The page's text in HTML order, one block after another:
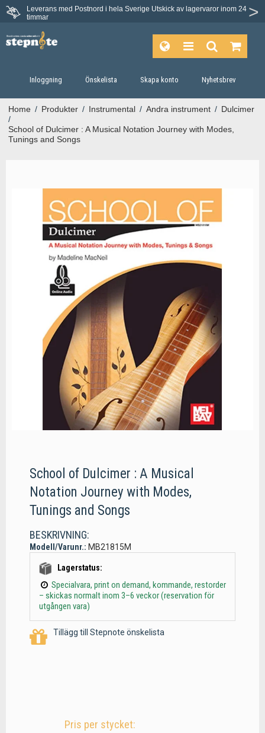
Leverans med Postnord i hela Sverige Utskick av lagervaror inom 24
timmar
Inloggning Önskelista Skapa konto Nyhetsbrev
Home / Produkter / Instrumental / Andra instrument / Dulcimer
/
School of Dulcimer : A Musical Notation Journey with Modes,
Tunings and Songs
School of Dulcimer : A Musical
Notation Journey with Modes,
Tunings and Songs
BESKRIVNING:
Modell/Varunr.: MB21815M
Lagerstatus:
Specialvara, print on demand, kommande, restorder
– skickas normalt inom 3–6 veckor (reservation för
utgången vara)
Tillägg till Stepnote önskelista
Pris per stycket: